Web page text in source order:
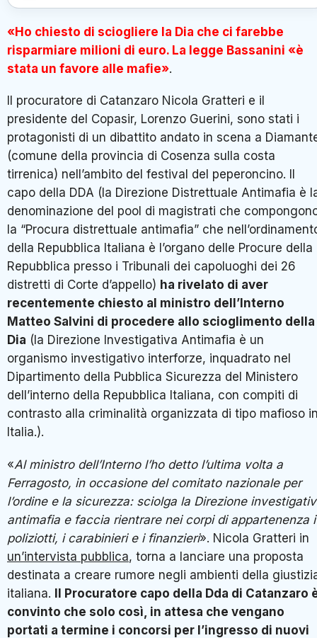
«Ho chiesto di sciogliere la Dia che ci farebbe
risparmiare milioni di euro. La legge Bassanini «è
stata un favore alle mafie».
Il procuratore di Catanzaro Nicola Gratteri e il
presidente del Copasir, Lorenzo Guerini, sono stati i
protagonisti di un dibattito andato in scena a
(comune della provincia di Cosenza sulla costa
tirrenica) nell’ambito del festival del peperoncino. Il
capo della DDA (la Direzione Distrettuale Antimafia è
denominazione del pool di magistrati che
la “Procura distrettuale antimafia” che
della Repubblica Italiana è l’organo delle Procure della
Repubblica presso i Tribunali dei capoluoghi dei 26
distretti di Corte d’appello) ha rivelato di aver
recentemente chiesto al ministro dell’Interno
Matteo Salvini di procedere allo scioglimento della
Dia (la Direzione Investigativa Antimafia è un
organismo investigativo interforze, inquadrato nel
Dipartimento della Pubblica Sicurezza del Ministero
dell’interno della Repubblica Italiana, con compiti di
contrasto alla criminalità organizzata di tipo mafioso
Italia.).
«Al ministro dell’Interno l’ho detto l’ultima volta a
Ferragosto, in occasione del comitato nazionale per
l’ordine e la sicurezza: sciolga la Direzione
antimafia e faccia rientrare nei corpi di appartenenza i
poliziotti, i carabinieri e i finanzieri». Nicola Gratteri in
un’intervista pubblica, torna a lanciare una proposta
destinata a creare rumore negli ambienti della
italiana. Il Procuratore capo della Dda di Catanzaro
convinto che solo così, in attesa che vengano
portati a termine i concorsi per l’ingresso di nuovi